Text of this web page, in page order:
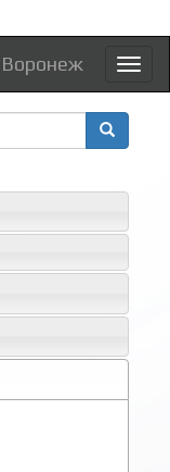
Воронеж